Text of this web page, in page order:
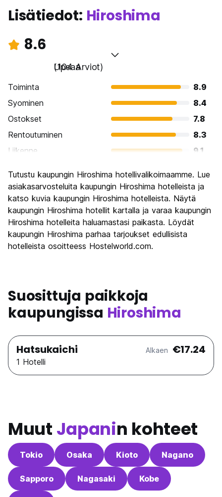
Lisätiedot: Hiroshima
8.6
Upeaa
(104 Arviot)
Toiminta
8.9
Syominen
8.4
Ostokset
7.8
Rentoutuminen
8.3
Liikenne
9.1
Kulttuuri
9.1
Yöelämä
7.2
Rahanarvoinen
8.8
Tutustu kaupungin Hiroshima hotellivalikoimaamme. Lue
asiakasarvosteluita kaupungin Hiroshima hotelleista ja
katso kuvia kaupungin Hiroshima hotelleista. Näytä
kaupungin Hiroshima hotellit kartalla ja varaa kaupungin
Hiroshima hotelleita haluamastasi paikasta. Löydät
kaupungin Hiroshima parhaa tarjoukset edullisista
hotelleista osoitteess Hostelworld.com.
Suosittuja paikkoja
kaupungissa Hiroshima
Hatsukaichi Alkaen €17.24
1 Hotelli
Muut Japanin kohteet
Tokio Osaka Kioto Nagano
Sapporo Nagasaki Kobe